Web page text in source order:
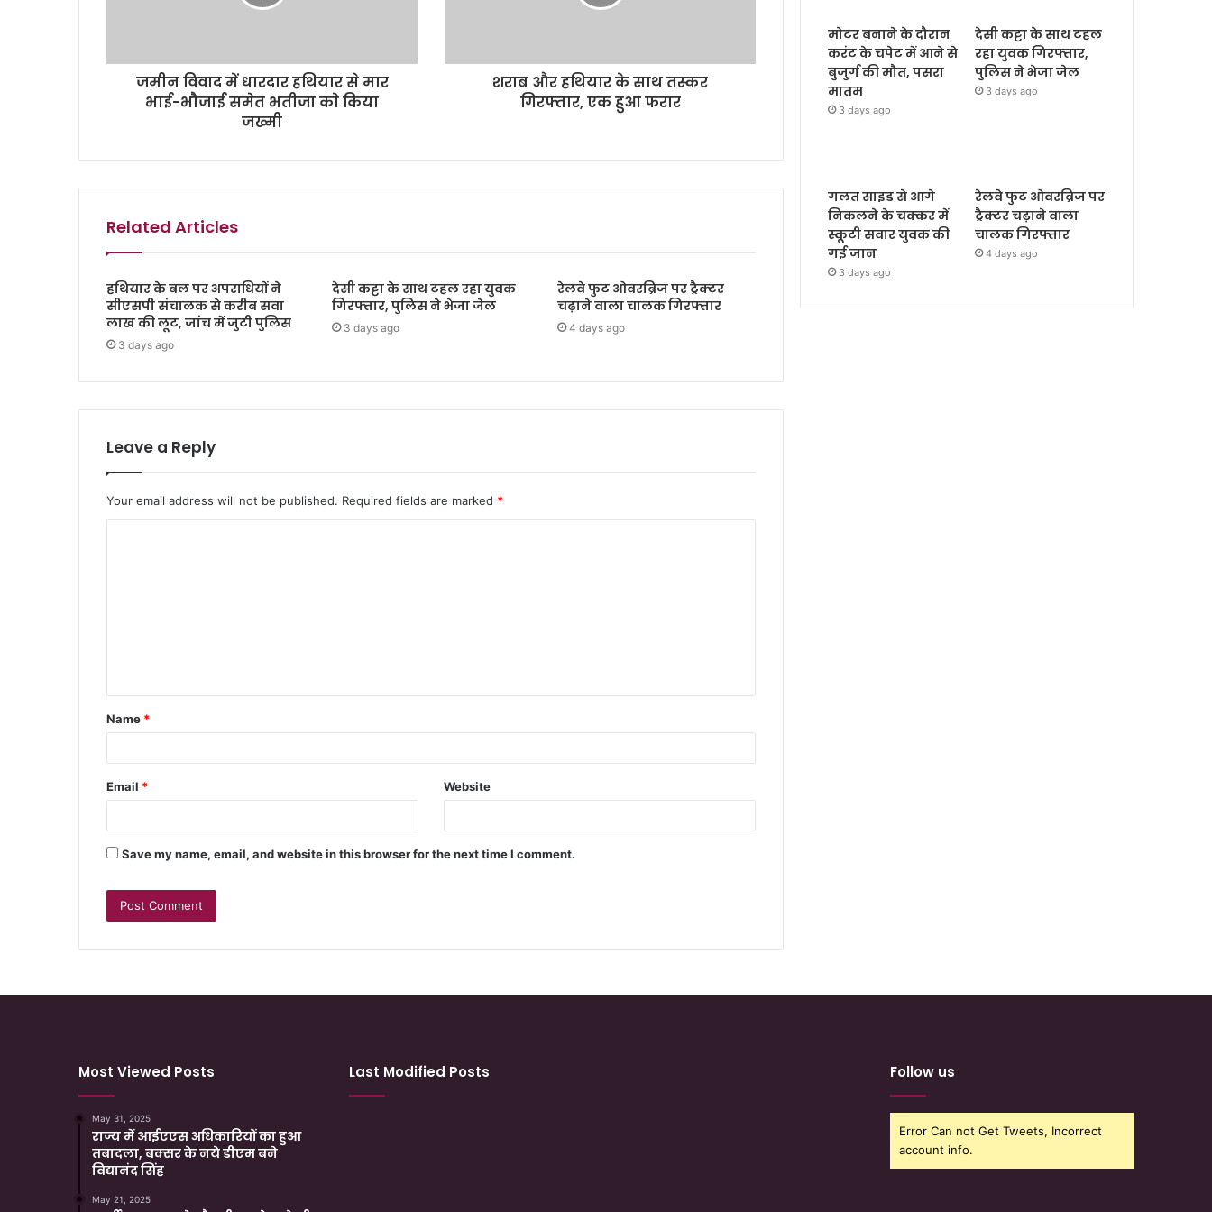
जमीन विवाद में धारदार हथियार से मार
भाई-भाैजाई समेत भतीजा काे किया
जख्मी
शराब और हथियार के साथ तस्कर
गिरफ्तार, एक हुआ फरार
Related Articles
हथियार के बल पर अपराधियों ने
सीएसपी संचालक से करीब सवा
लाख की लूट, जांच में जुटी पुलिस
3 days ago
देसी कट्टा के साथ टहल रहा युवक
गिरफ्तार, पुलिस ने भेजा जेल
3 days ago
रेलवे फुट ओवरब्रिज पर ट्रैक्टर
चढ़ाने वाला चालक गिरफ्तार
4 days ago
Leave a Reply
Your email address will not be published. Required fields are marked *
Name *
Email * Website
Save my name, email, and website in this browser for the next time I comment.
मोटर बनाने के दौरान
करंट के चपेट में आने से
बुजुर्ग की मौत, पसरा
मातम
3 days ago
देसी कट्टा के साथ टहल
रहा युवक गिरफ्तार,
पुलिस ने भेजा जेल
3 days ago
गलत साइड से आगे
निकलने के चक्कर में
स्कूटी सवार युवक की
गई जान
3 days ago
रेलवे फुट ओवरब्रिज पर
ट्रैक्टर चढ़ाने वाला
चालक गिरफ्तार
4 days ago
Most Viewed Posts
May 31, 2025
राज्य में आईएएस अधिकारियों का हुआ
तबादला, बक्सर के नये डीएम बने
विद्यानंद सिंह
May 21, 2025
Last Modified Posts Follow us
Error Can not Get Tweets, Incorrect
account info.